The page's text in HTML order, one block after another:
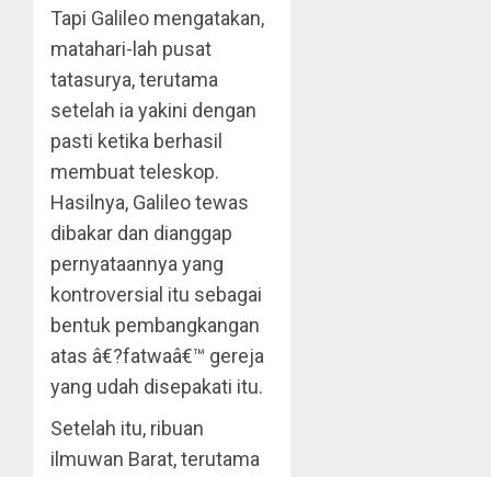
Tapi Galileo mengatakan,
matahari-lah pusat
tatasurya, terutama
setelah ia yakini dengan
pasti ketika berhasil
membuat teleskop.
Hasilnya, Galileo tewas
dibakar dan dianggap
pernyataannya yang
kontroversial itu sebagai
bentuk pembangkangan
atas â€?fatwaâ€™ gereja
yang udah disepakati itu.
Setelah itu, ribuan
ilmuwan Barat, terutama